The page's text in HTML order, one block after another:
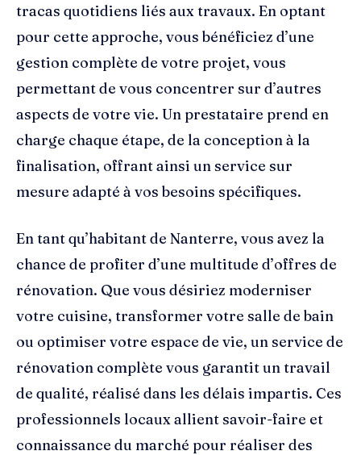
tracas quotidiens liés aux travaux. En optant
pour cette approche, vous bénéficiez d’une
gestion complète de votre projet, vous
permettant de vous concentrer sur d’autres
aspects de votre vie. Un prestataire prend en
charge chaque étape, de la conception à la
finalisation, offrant ainsi un service sur
mesure adapté à vos besoins spécifiques.
En tant qu’habitant de Nanterre, vous avez la
chance de profiter d’une multitude d’offres de
rénovation. Que vous désiriez moderniser
votre cuisine, transformer votre salle de bain
ou optimiser votre espace de vie, un service de
rénovation complète vous garantit un travail
de qualité, réalisé dans les délais impartis. Ces
professionnels locaux allient savoir-faire et
connaissance du marché pour réaliser des